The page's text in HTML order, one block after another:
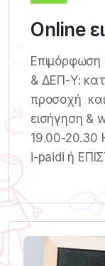
Online
& ΔΕΠ-Υ:
προσοχή
εισήγηση &
19.00-20.30
i-paidi ή